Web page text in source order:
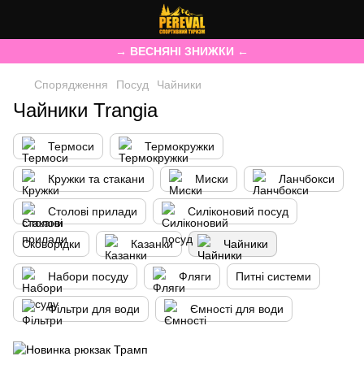
→ ВЕСНЯНІ ЗНИЖКИ ←
Спорядження Посуд Чайники
Чайники Trangia
Термоси Термокружки
Кружки та стакани Миски Ланчбокси
Столові прилади Силіконовий посуд
Сковорідки Казанки Чайники
Набори посуду Фляги Питні системи
Фільтри для води Ємності для води